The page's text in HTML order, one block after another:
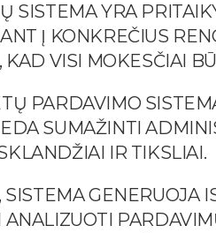
SISTEMA YRA
Į KONKREČIUS
KAD VISI MOKESČIAI
PARDAVIMO
SUMAŽINTI
IR TIKSLIAI.
SISTEMA GENERUOJA
ANALIZUOTI